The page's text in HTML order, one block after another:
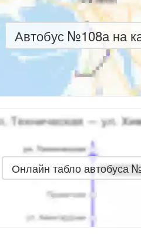
Автобус №108а на
Онлайн табло автобуса